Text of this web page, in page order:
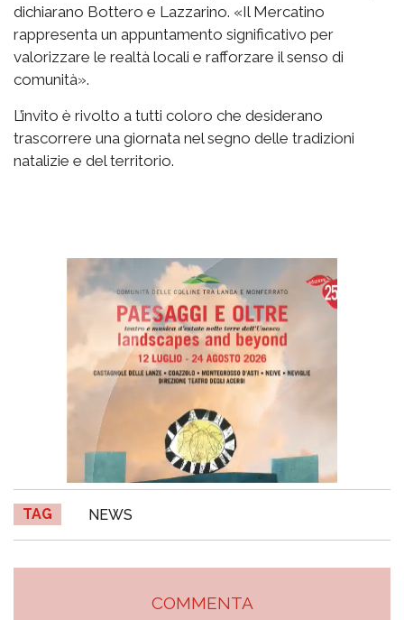
dichiarano Bottero e Lazzarino. «Il Mercatino
rappresenta un appuntamento significativo per
valorizzare le realtà locali e rafforzare il senso di
comunità».
L’invito è rivolto a tutti coloro che desiderano
trascorrere una giornata nel segno delle tradizioni
natalizie e del territorio.
TAG NEWS
COMMENTA